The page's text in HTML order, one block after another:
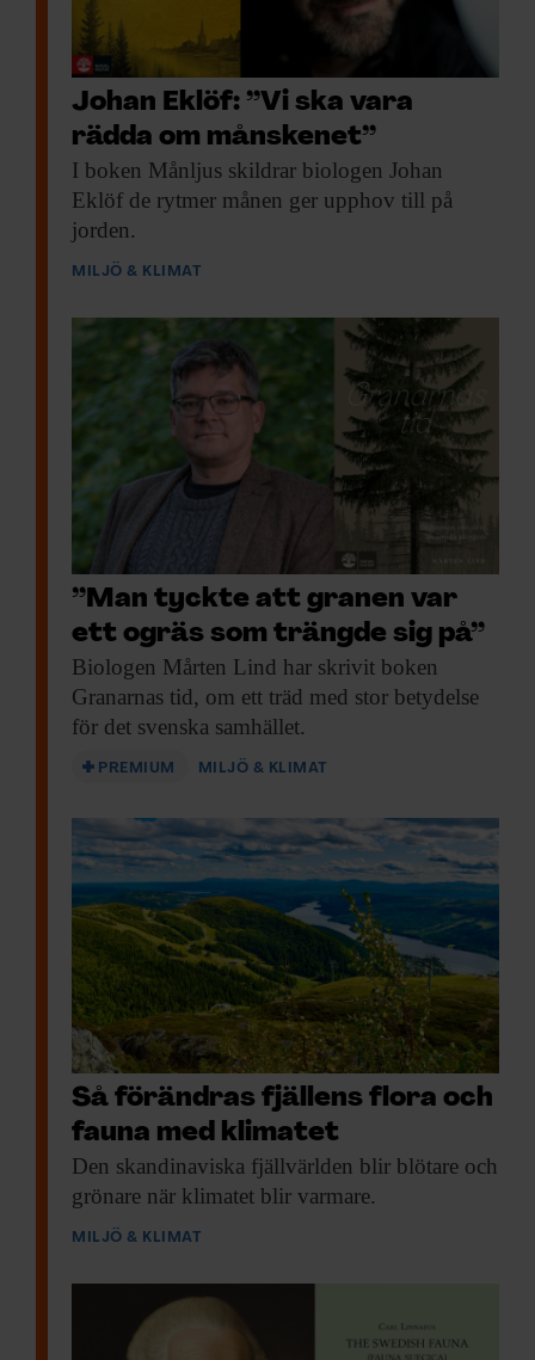
Johan Eklöf: ”Vi ska vara
rädda om månskenet”
I boken Månljus skildrar biologen Johan
Eklöf de rytmer månen ger upphov till på
jorden.
MILJÖ & KLIMAT
”Man tyckte att granen var
ett ogräs som trängde sig på”
Biologen Mårten Lind har skrivit boken
Granarnas tid, om ett träd med stor betydelse
för det svenska samhället.
PREMIUM MILJÖ & KLIMAT
Så förändras fjällens flora och
fauna med klimatet
Den skandinaviska fjäll­världen blir blötare och
grönare när klimatet blir varmare.
MILJÖ & KLIMAT